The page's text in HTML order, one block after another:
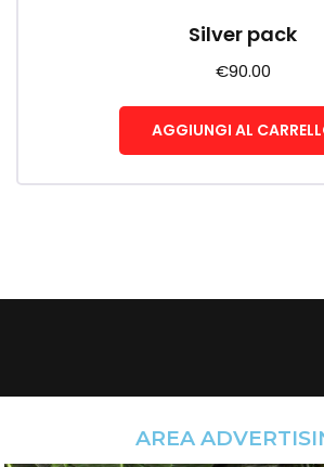
Silver pack
€90.00
AGGIUNGI AL
AREA